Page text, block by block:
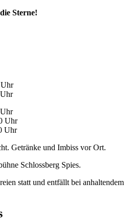
Sterne!
Uhr
Uhr
Uhr
Getränke und Imbiss vor Ort.
Schlossberg Spies.
statt und entfällt bei anhaltendem